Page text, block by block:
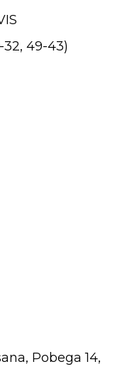
32, 49-43)
Pobega 14,